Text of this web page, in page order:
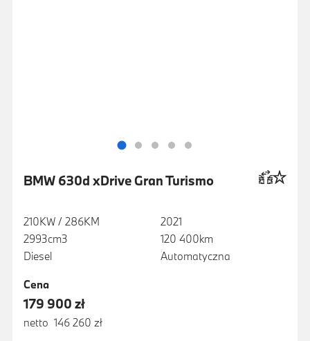
BMW 630d xDrive Gran Turismo
210KW / 286KM
2993cm3
Diesel
2021
120 400km
Automatyczna
Cena
179 900 zł
netto 146 260 zł